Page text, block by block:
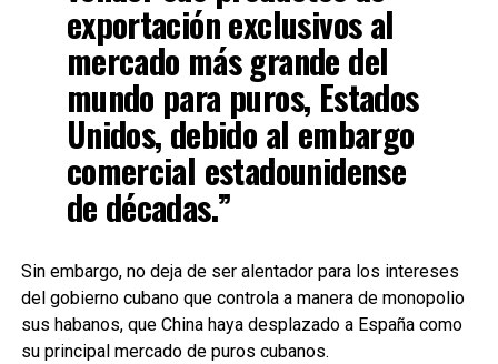
exportación exclusivos al
mercado más grande del
mundo para puros, Estados
Unidos, debido al embargo
comercial estadounidense
de décadas.”
Sin embargo, no deja de ser alentador para los intereses
del gobierno cubano que controla a manera de monopolio
sus habanos, que China haya desplazado a España como
su principal mercado de puros cubanos.